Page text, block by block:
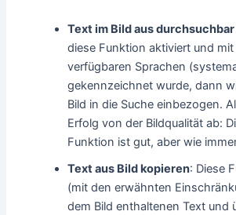
Text im Bild aus
diese Funktion aktiviert und mit
verfügbaren Sprachen
gekennzeichnet wurde, dann
Bild in die Suche einbezogen.
Erfolg von der Bildqualität ab:
Funktion ist gut, aber wie
Text aus Bild kopieren: Diese
(mit den erwähnten
dem Bild enthaltenen Text und